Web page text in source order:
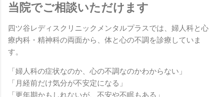
当院でご相談いただけます
四ツ谷レディスクリニックメンタルプラスでは、婦人科と心
療内科・精神科の両面から、体と心の不調を診療していま
す。
「婦人科の症状なのか、心の不調なのかわからない」
「月経前だけ気分が不安定になる」
「更年期かもしれないが、不安や不眠もある」